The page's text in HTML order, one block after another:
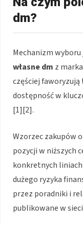
dm?
Mechanizm
własne dm z
częściej faworyzują
dostępność w
[1][2].
Wzorzec zakupów
pozycji w niższych
konkretnych
dużego ryzyka
przez poradniki i
publikowane w